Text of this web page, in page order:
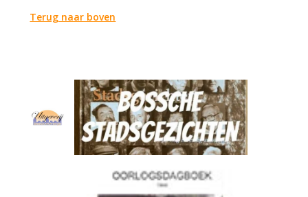
Terug naar boven